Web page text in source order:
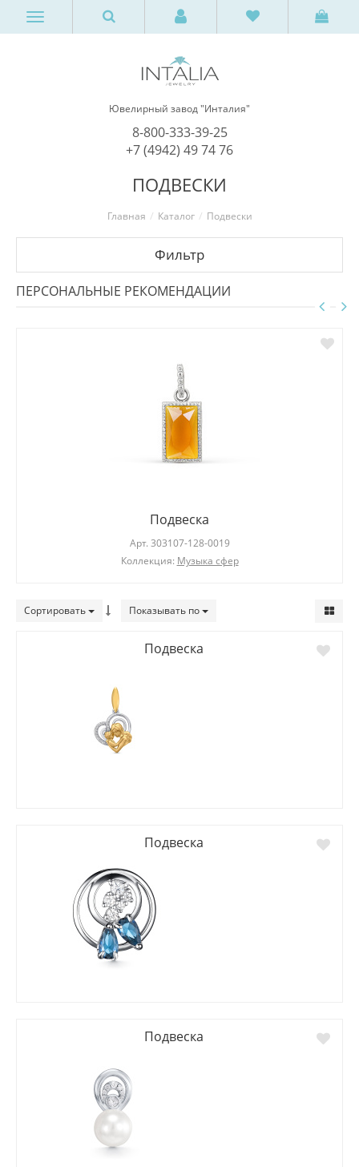
Ювелирный завод "Инталия"
8-800-333-39-25
+7 (4942) 49 74 76
ПОДВЕСКИ
Главная Каталог Подвески
Фильтр
ПЕРСОНАЛЬНЫЕ РЕКОМЕНДАЦИИ
Подвеска
Арт. 303107-128-0019
Коллекция: Музыка сфер
Сортировать Показывать по
Подвеска
Подвеска
Подвеска